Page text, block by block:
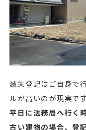
滅失登記はご自身で
ルが高いのが現実です
平日に法務局へ行く
古い建物の場合、登